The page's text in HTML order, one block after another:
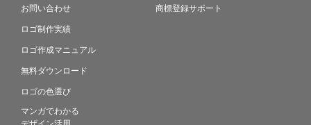
お問い合わせ
ロゴ制作実績
ロゴ作成マニュアル
無料ダウンロード
ロゴの色選び
マンガでわかる
デザイン活用
商標登録サポート